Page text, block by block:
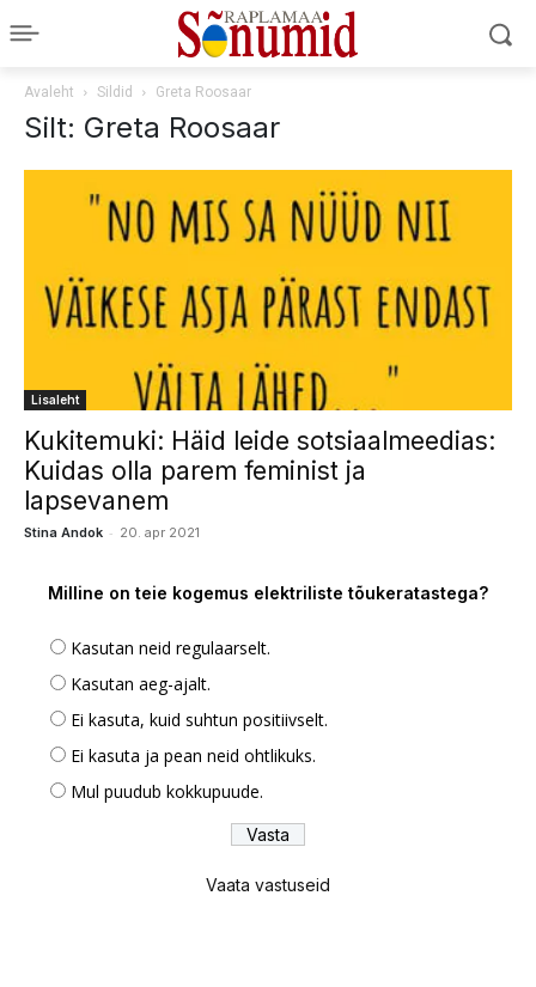
Avaleht Sildid Greta Roosaar
Silt: Greta Roosaar
Lisaleht
Kukitemuki: Häid leide sotsiaalmeedias:
Kuidas olla parem feminist ja
lapsevanem
Stina Andok - 20. apr 2021
Milline on teie kogemus elektriliste tõukeratastega?
Kasutan neid regulaarselt.
Kasutan aeg-ajalt.
Ei kasuta, kuid suhtun positiivselt.
Ei kasuta ja pean neid ohtlikuks.
Mul puudub kokkupuude.
Vaata vastuseid